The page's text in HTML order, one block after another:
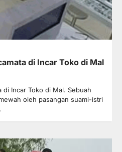
di Incar Toko di Mal
di Incar Toko di Mal. Sebuah
oleh pasangan suami-istri